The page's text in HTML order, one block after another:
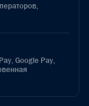
Google Pay,